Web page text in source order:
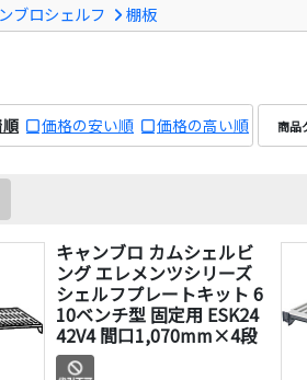
ブロシェルフ 棚板
価格の安い順 価格の高い順 商品
キャンブロ カムシェルビ
ング エレメンツシリーズ
シェルフプレートキット 6
10ベンチ型 固定用 ESK24
42V4 間口1,070mm×4段